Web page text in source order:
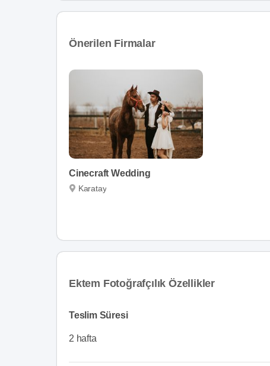
Önerilen Firmalar
Cinecraft Wedding
Karatay
Ektem Fotoğrafçılık Özellikler
Teslim Süresi
2 hafta